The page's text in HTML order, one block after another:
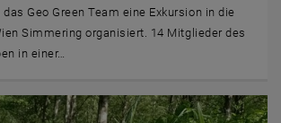
Geo Green Team eine Exkursion in die
Simmering organisiert. 14 Mitglieder des
in einer…